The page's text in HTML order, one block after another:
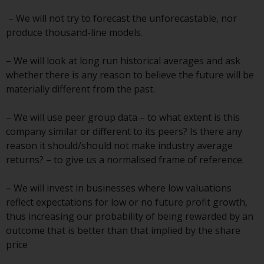
Bewertungsinformationen zur
Verfügung zu stellen. Qualifizierte
einer Anlage in diese Fonds das
Angebotsprospekt und andere
zugehörige Fondsdokumente
vollständige Liste der Risiken und
andere relevante Informationen
zu erhalten.
Produkte und Dienstleistungen
Diese Website beschreibt die
– We will not try to forecast the unforecastable, nor
produce thousand-line models.
– We will look at long run historical averages and ask
whether there is any reason to believe the future will be
materially different from the past.
– We will use peer group data – to what extent is this
company similar or different to its peers? Is there any
reason it should/should not make industry average
returns? – to give us a normalised frame of reference.
– We will invest in businesses where low valuations
reflect expectations for low or no future profit growth,
thus increasing our probability of being rewarded by an
outcome that is better than that implied by the share
price